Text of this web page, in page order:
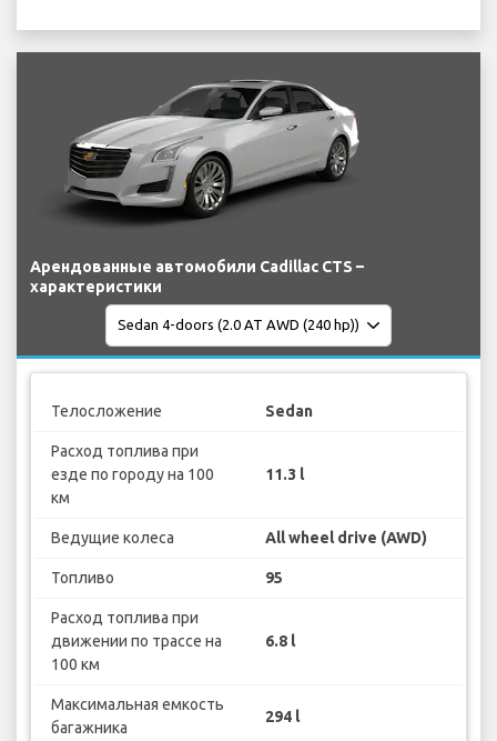
Арендованные автомобили Cadillac CTS –
характеристики
Телосложение Sedan
Расход топлива при
езде по городу на 100
км
11.3 l
Ведущие колеса All wheel drive (AWD)
Топливо 95
Расход топлива при
движении по трассе на
100 км
6.8 l
Максимальная емкость
багажника
294 l